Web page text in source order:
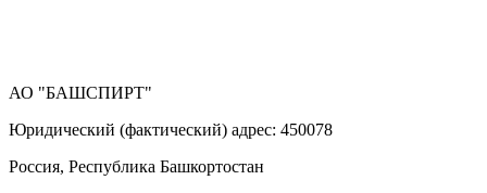
АО "БАШСПИРТ"
Юридический (фактический) адрес: 450078
Россия, Республика Башкортостан